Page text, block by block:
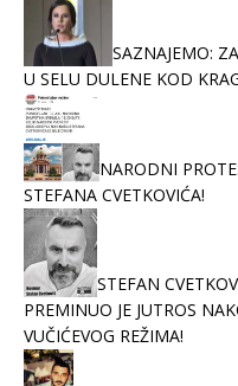
SAZNAJEMO:
U SELU DULENE KOD
NARODNI
STEFANA CVETKOVIĆA!
STEFAN
PREMINUO JE JUTROS
VUČIĆEVOG REŽIMA!